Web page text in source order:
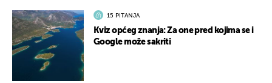
15 PITANJA
Kviz općeg znanja: Za one pred kojima se i
Google može sakriti